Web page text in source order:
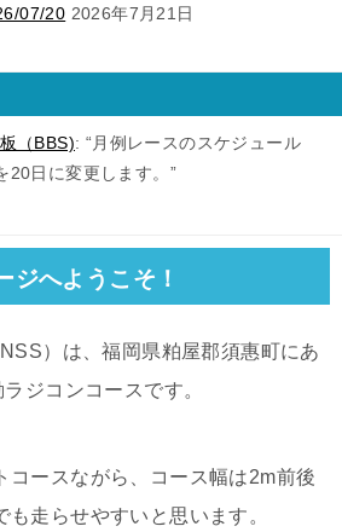
07/20 2026年7月21日
（BBS): “ 月例レースのスケジュール
20日に変更します。 ”
ジへようこそ！
）は、福岡県粕屋郡須惠町にあ
ジコンコースです。
コースながら、コース幅は2m前後
走らせやすいと思います。